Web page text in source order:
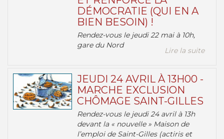
DÉMOCRATIE (QUI EN A
BIEN BESOIN) !
Rendez-vous le jeudi 22 mai à 10h,
gare du Nord
Lire la suite
JEUDI 24 AVRIL À 13H00 -
MARCHE EXCLUSION
CHÔMAGE SAINT-GILLES
Rendez-vous le jeudi 24 avril à 13h
devant la « nouvelle » Maison de
l’emploi de Saint-Gilles (actiris et